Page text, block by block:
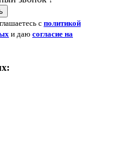
с политикой
и даю согласие на